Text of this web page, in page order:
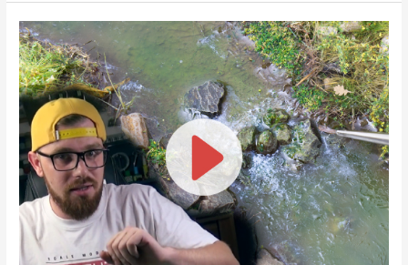
Detaily,
modelová
voda,
vlny